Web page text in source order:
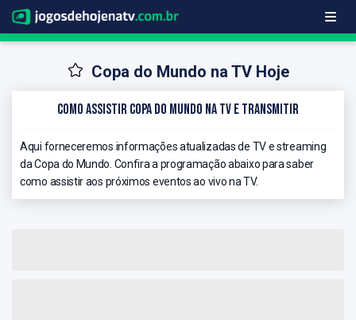
Copa do Mundo na TV Hoje
Como Assistir Copa do Mundo na TV e Transmitir
Aqui forneceremos informações atualizadas de TV e streaming
da Copa do Mundo. Confira a programação abaixo para saber
como assistir aos próximos eventos ao vivo na TV.